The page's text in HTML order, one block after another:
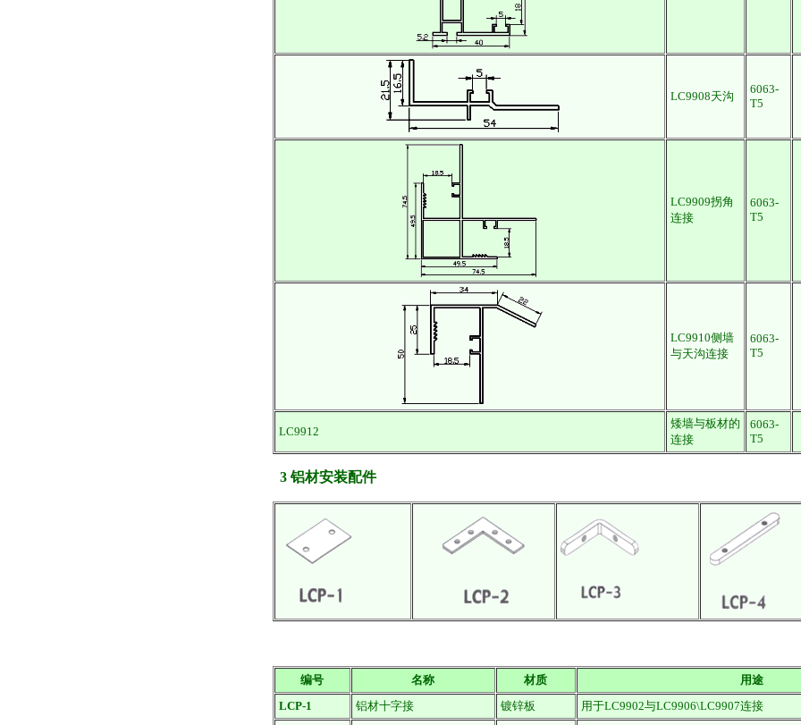
LC9908天沟
6063-
T5
LC9909拐角
连接
6063-
T5
LC9910侧墙
与天沟连接
6063-
T5
LC9912
矮墙与板材的
连接
6063-
T5
3 铝材安装配件
编号 名称 材质
用途
LCP-1
铝材十字接 镀锌板 用于LC9902与LC9906\LC9907连接